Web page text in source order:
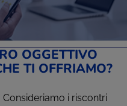
OGGETTIVO
TI OFFRIAMO?
. Consideriamo i riscontri